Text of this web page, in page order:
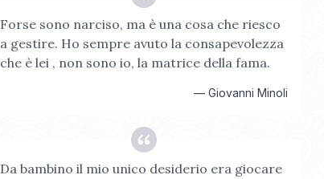
Forse sono narciso, ma è una cosa che riesco
a gestire. Ho sempre avuto la consapevolezza
che è lei , non sono io, la matrice della fama.
— Giovanni Minoli
Da bambino il mio unico desiderio era giocare